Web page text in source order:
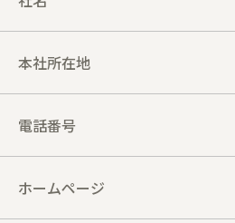
本社所在地
電話番号
ホームページ